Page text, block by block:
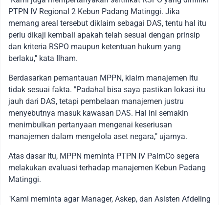
PTPN IV Regional 2 Kebun Padang Matinggi. Jika
memang areal tersebut diklaim sebagai DAS, tentu hal itu
perlu dikaji kembali apakah telah sesuai dengan prinsip
dan kriteria RSPO maupun ketentuan hukum yang
berlaku," kata Ilham.
Berdasarkan pemantauan MPPN, klaim manajemen itu
tidak sesuai fakta. "Padahal bisa saya pastikan lokasi itu
jauh dari DAS, tetapi pembelaan manajemen justru
menyebutnya masuk kawasan DAS. Hal ini semakin
menimbulkan pertanyaan mengenai keseriusan
manajemen dalam mengelola aset negara," ujarnya.
Atas dasar itu, MPPN meminta PTPN IV PalmCo segera
melakukan evaluasi terhadap manajemen Kebun Padang
Matinggi.
"Kami meminta agar Manager, Askep, dan Asisten Afdeling